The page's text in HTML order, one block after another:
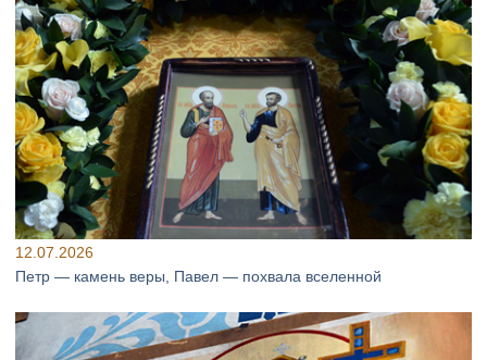
12.07.2026
Петр — камень веры, Павел — похвала вселенной